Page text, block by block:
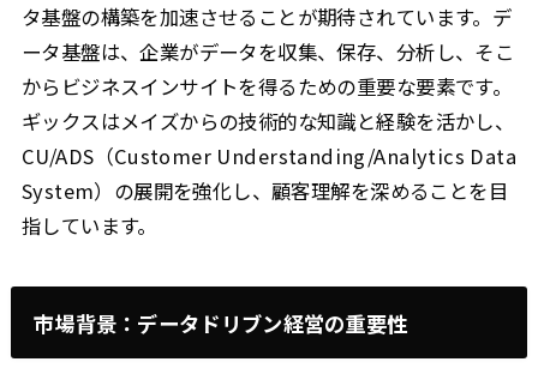
タ基盤の構築を加速させることが期待されています。デ
ータ基盤は、企業がデータを収集、保存、分析し、そこ
からビジネスインサイトを得るための重要な要素です。
ギックスはメイズからの技術的な知識と経験を活かし、
CU/ADS（Customer Understanding/Analytics Data
System）の展開を強化し、顧客理解を深めることを目
指しています。
市場背景：データドリブン経営の重要性